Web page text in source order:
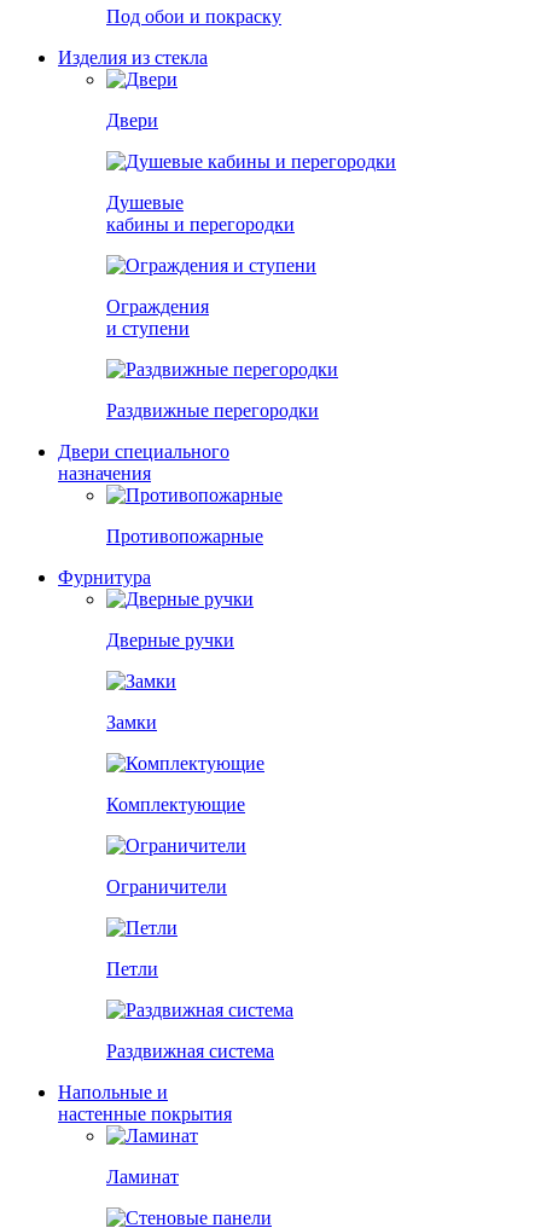
Под обои и покраску
Изделия из стекла
Двери
Душевые
кабины и перегородки
Ограждения
и ступени
Раздвижные перегородки
Двери специального
назначения
Противопожарные
Фурнитура
Дверные ручки
Замки
Комплектующие
Ограничители
Петли
Раздвижная система
Напольные и
настенные покрытия
Ламинат